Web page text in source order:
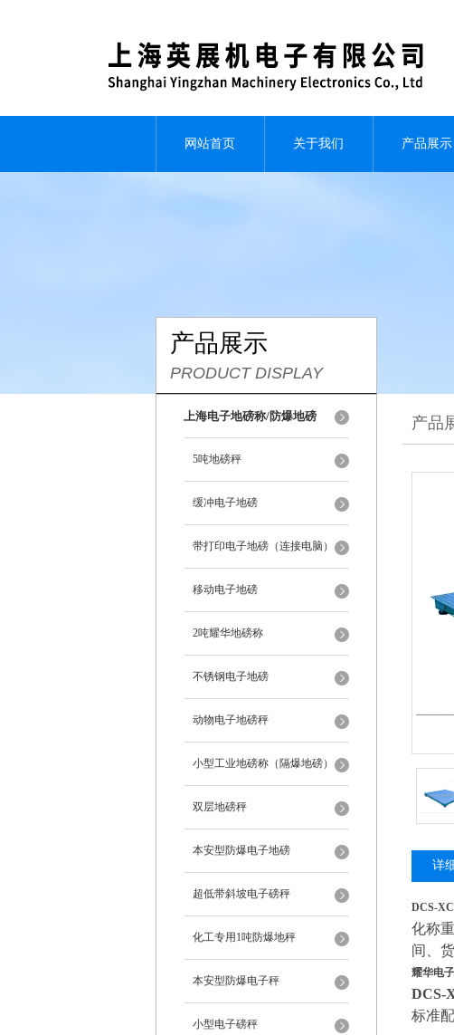
网站首页 关于我们 产品展示
产品展示
PRODUCT DISPLAY
上海电子地磅称/防爆地磅
5吨地磅秤
缓冲电子地磅
带打印电子地磅（连接电脑）
移动电子地磅
2吨耀华地磅称
不锈钢电子地磅
动物电子地磅秤
小型工业地磅称（隔爆地磅）
双层地磅秤
本安型防爆电子地磅
超低带斜坡电子磅秤
化工专用1吨防爆地秤
本安型防爆电子秤
小型电子磅秤
产品
详
DCS-
化称
间、
耀华电
DCS-
标准